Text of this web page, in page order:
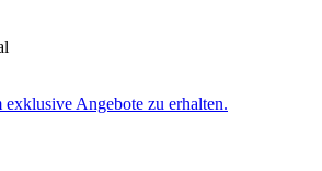
Angebote zu erhalten.